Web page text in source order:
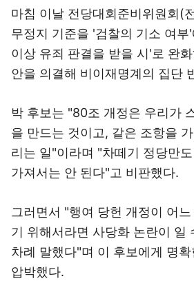
마침 이날 전당대회준비위원회(
무정지 기준을 '검찰의 기소 여부
이상 유죄 판결을 받을 시'로 완
안을 의결해 비이재명계의 집단
박 후보는 "80조 개정은 우리가
을 만드는 것이고, 같은 조항을
리는 일"이라며 "차떼기 정당만
가져서는 안 된다"고 비판했다.
그러면서 "행여 당헌 개정이 어
기 위해서라면 사당화 논란이 일
차례 말했다"며 이 후보에게 명
압박했다.